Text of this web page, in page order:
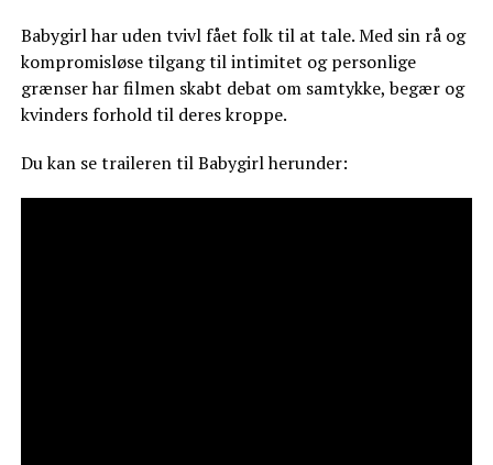
Babygirl har uden tvivl fået folk til at tale. Med sin rå og
kompromisløse tilgang til intimitet og personlige
grænser har filmen skabt debat om samtykke, begær og
kvinders forhold til deres kroppe.
Du kan se traileren til Babygirl herunder: